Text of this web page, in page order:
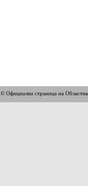
© Официална страница на